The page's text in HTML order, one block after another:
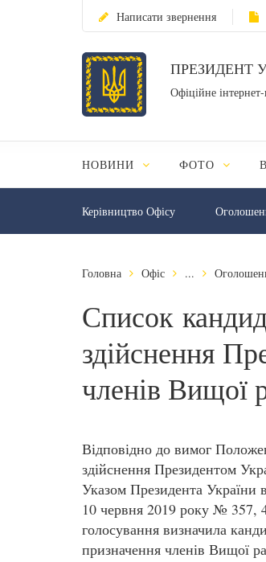
Написати звернення
ПРЕЗИДЕНТ
Офіційне
НОВИНИ ФОТО
Керівництво Офісу
Головна Офіс ...
Список
здійснення
членів Вищої
Відповідно до вимог
здійснення Президентом
Указом Президента України
10 червня 2019 року № 357,
голосування визначила
призначення членів Вищої